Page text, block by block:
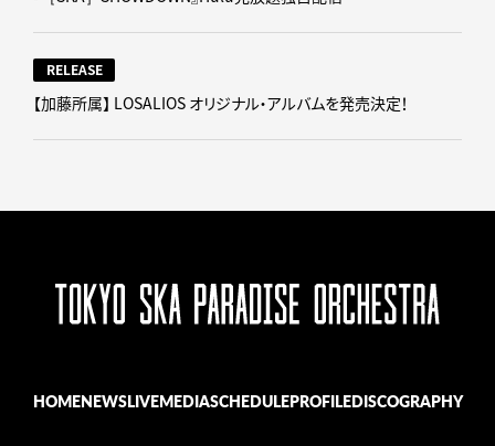
RELEASE
【加藤所属】 LOSALIOS オリジナル・アルバムを発売決定！
HOMENEWSLIVEMEDIASCHEDULEPROFILEDISCOGRAPHY